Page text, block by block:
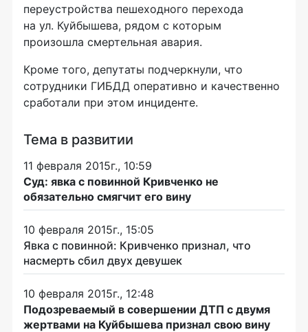
переустройства пешеходного перехода
на ул. Куйбышева, рядом с которым
произошла смертельная авария.
Кроме того, депутаты подчеркнули, что
сотрудники ГИБДД оперативно и качественно
сработали при этом инциденте.
Тема в развитии
11 февраля 2015г., 10:59
Суд: явка с повинной Кривченко не
обязательно смягчит его вину
10 февраля 2015г., 15:05
Явка с повинной: Кривченко признал, что
насмерть сбил двух девушек
10 февраля 2015г., 12:48
Подозреваемый в совершении ДТП с двумя
жертвами на Куйбышева признал свою вину